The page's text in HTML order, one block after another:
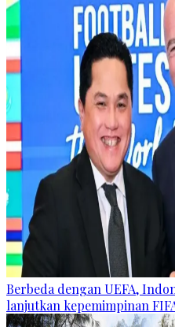
Berbeda dengan UEFA,
lanjutkan kepemimpinan